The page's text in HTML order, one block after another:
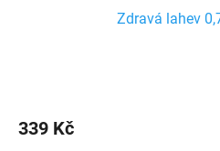
Zdravá lahev
339 Kč